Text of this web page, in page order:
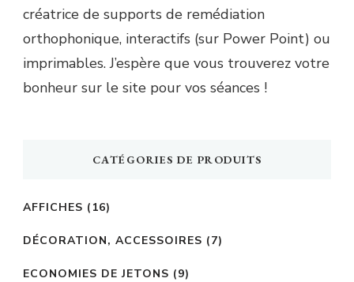
créatrice de supports de remédiation
orthophonique, interactifs (sur Power Point) ou
imprimables. J’espère que vous trouverez votre
bonheur sur le site pour vos séances !
CATÉGORIES DE PRODUITS
AFFICHES (16)
DÉCORATION, ACCESSOIRES (7)
ECONOMIES DE JETONS (9)